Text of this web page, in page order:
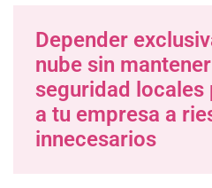
Depender
nube sin
seguridad locales
a tu empresa a
innecesarios